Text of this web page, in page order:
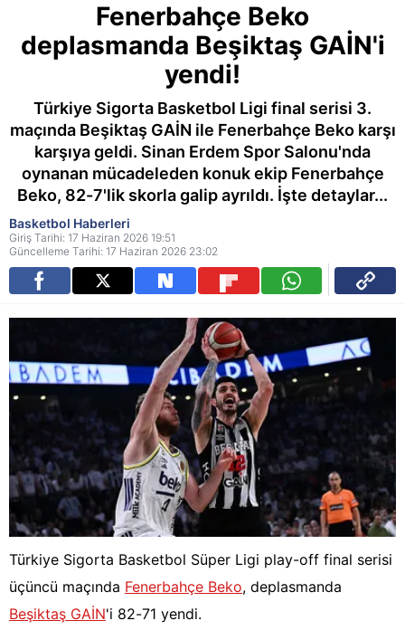
Fenerbahçe Beko
deplasmanda Beşiktaş GAİN'i
yendi!
Türkiye Sigorta Basketbol Ligi final serisi 3.
maçında Beşiktaş GAİN ile Fenerbahçe Beko karşı
karşıya geldi. Sinan Erdem Spor Salonu'nda
oynanan mücadeleden konuk ekip Fenerbahçe
Beko, 82-7'lik skorla galip ayrıldı. İşte detaylar...
Basketbol Haberleri
Giriş Tarihi: 17 Haziran 2026 19:51
Güncelleme Tarihi: 17 Haziran 2026 23:02
Türkiye Sigorta Basketbol Süper Ligi play-off final serisi
üçüncü maçında Fenerbahçe Beko, deplasmanda
Beşiktaş GAİN'i 82-71 yendi.